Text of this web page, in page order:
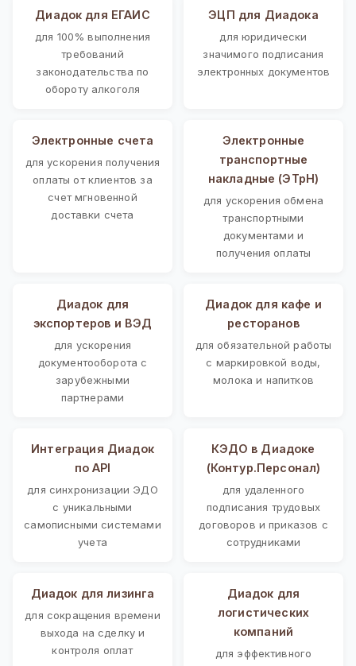
Диадок для ЕГАИС
для 100% выполнения
требований
законодательства по
обороту алкоголя
ЭЦП для Диадока
для юридически
значимого подписания
электронных документов
Электронные счета
для ускорения получения
оплаты от клиентов за
счет мгновенной
доставки счета
Электронные
транспортные
накладные (ЭТрН)
для ускорения обмена
транспортными
документами и
получения оплаты
Диадок для
экспортеров и ВЭД
для ускорения
документооборота с
зарубежными
партнерами
Диадок для кафе и
ресторанов
для обязательной работы
с маркировкой воды,
молока и напитков
Интеграция Диадок
по API
для синхронизации ЭДО
с уникальными
самописными системами
учета
КЭДО в Диадоке
(Контур.Персонал)
для удаленного
подписания трудовых
договоров и приказов с
сотрудниками
Диадок для лизинга
для сокращения времени
выхода на сделку и
контроля оплат
Диадок для
логистических
компаний
для эффективного